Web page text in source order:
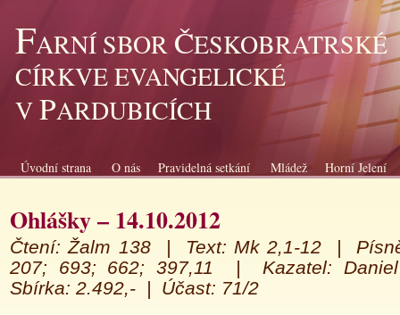
FARNÍ SBOR ČESKOBRATRSKÉ
CÍRKVE EVANGELICKÉ
VPARDUBICÍCH
Úvodní strana O nás Pravidelná setkání Mládež Horní Jelení
Ohlášky – 14.10.2012
Čtení: Žalm 138 | Text: Mk 2,1-12 |
207; 693; 662; 397,11 | Kazatel:
Sbírka: 2.492,- | Účast: 71/2